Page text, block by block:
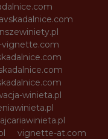
vignette.com
winieta.pl
vignette-at.com